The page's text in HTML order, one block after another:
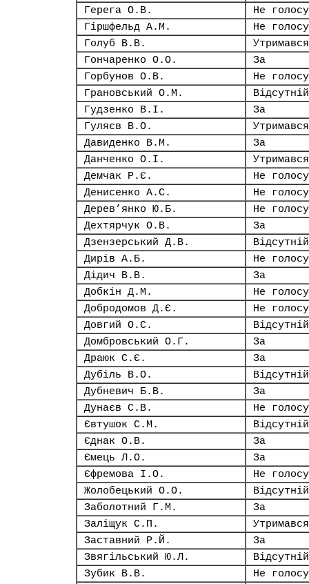
Герега О.В.
Не
Гіршфельд А.М.
Не
Голуб В.В.
Утримався
Гончаренко О.О.
За
Горбунов О.В.
Не
Грановський О.М.
Відсутній
Гудзенко В.І.
За
Гуляєв В.О.
Утримався
Давиденко В.М.
За
Данченко О.І.
Утримався
Демчак Р.Є.
Не
Денисенко А.С.
Не
Дерев’янко Ю.Б.
Не
Дехтярчук О.В.
За
Дзензерський Д.В.
Відсутній
Дирів А.Б.
Не
Дідич В.В.
За
Добкін Д.М.
Не
Добродомов Д.Є.
Не
Довгий О.С.
Відсутній
Домбровський О.Г.
За
Драюк С.Є.
За
Дубіль В.О.
Відсутній
Дубневич Б.В.
За
Дунаєв С.В.
Не
Євтушок С.М.
Відсутній
Єднак О.В.
За
Ємець Л.О.
За
Єфремова І.О.
Не
Жолобецький О.О.
Відсутній
Заболотний Г.М.
За
Заліщук С.П.
Утримався
Заставний Р.Й.
За
Звягільський Ю.Л.
Відсутній
Зубик В.В.
Не